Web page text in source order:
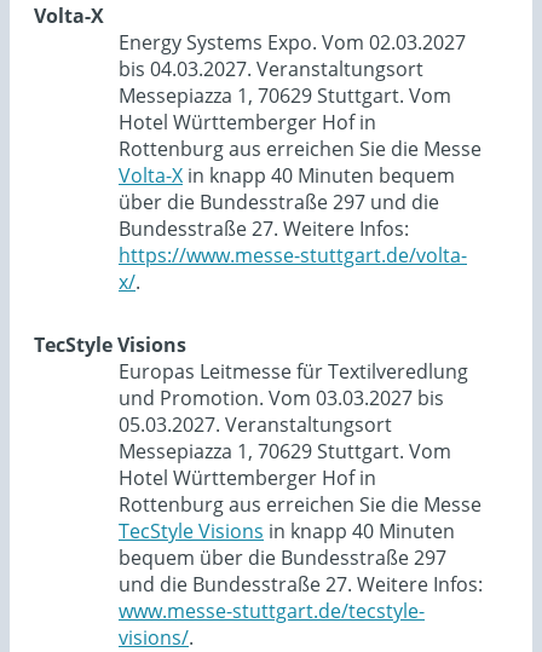
Volta-X
Energy Systems Expo. Vom 02.03.2027
bis 04.03.2027. Veranstaltungsort
Messepiazza 1, 70629 Stuttgart. Vom
Hotel Württemberger Hof in
Rottenburg aus erreichen Sie die Messe
Volta-X in knapp 40 Minuten bequem
über die Bundesstraße 297 und die
Bundesstraße 27. Weitere Infos:
https://www.messe-stuttgart.de/volta-
x/.
TecStyle Visions
Europas Leitmesse für Textilveredlung
und Promotion. Vom 03.03.2027 bis
05.03.2027. Veranstaltungsort
Messepiazza 1, 70629 Stuttgart. Vom
Hotel Württemberger Hof in
Rottenburg aus erreichen Sie die Messe
TecStyle Visions in knapp 40 Minuten
bequem über die Bundesstraße 297
und die Bundesstraße 27. Weitere Infos:
www.messe-stuttgart.de/tecstyle-
visions/.